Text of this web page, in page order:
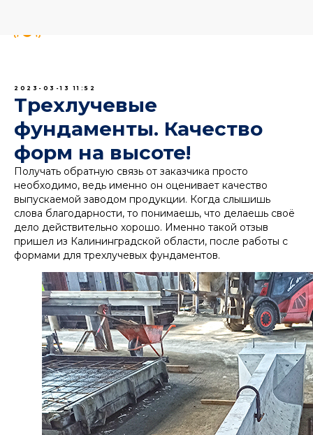
2023-03-13 11:52
Трехлучевые
фундаменты. Качество
форм на высоте!
Получать обратную связь от заказчика просто
необходимо, ведь именно он оценивает качество
выпускаемой заводом продукции. Когда слышишь
слова благодарности, то понимаешь, что делаешь своё
дело действительно хорошо. Именно такой отзыв
пришел из Калининградской области, после работы с
формами для трехлучевых фундаментов.